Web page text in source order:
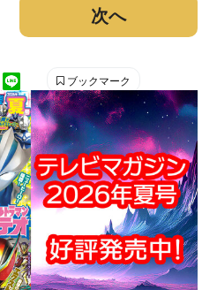
次へ
ブックマーク